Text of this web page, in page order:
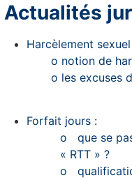
Actualités
Harcèlement
o notion de
o les excuses
Forfait jours :
o
que se
« RTT » ?
o